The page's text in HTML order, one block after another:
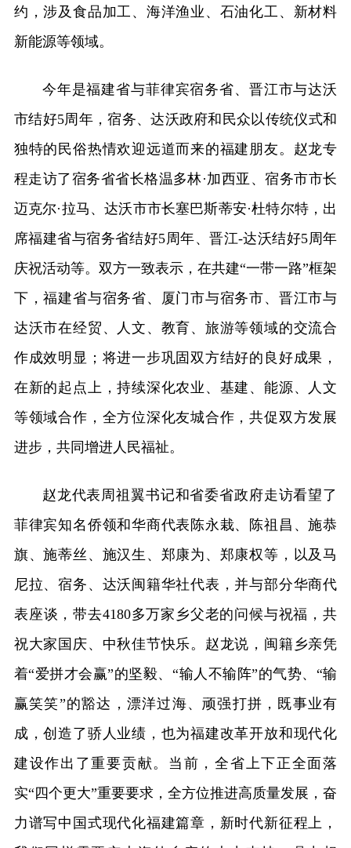
约，涉及食品加工、海洋渔业、石油化工、新材料
新能源等领域。
今年是福建省与菲律宾宿务省、晋江市与达沃
市结好5周年，宿务、达沃政府和民众以传统仪式和
独特的民俗热情欢迎远道而来的福建朋友。赵龙专
程走访了宿务省省长格温多林·加西亚、宿务市市长
迈克尔·拉马、达沃市市长塞巴斯蒂安·杜特尔特，出
席福建省与宿务省结好5周年、晋江-达沃结好5周年
庆祝活动等。双方一致表示，在共建“一带一路”框架
下，福建省与宿务省、厦门市与宿务市、晋江市与
达沃市在经贸、人文、教育、旅游等领域的交流合
作成效明显；将进一步巩固双方结好的良好成果，
在新的起点上，持续深化农业、基建、能源、人文
等领域合作，全方位深化友城合作，共促双方发展
进步，共同增进人民福祉。
赵龙代表周祖翼书记和省委省政府走访看望了
菲律宾知名侨领和华商代表陈永栽、陈祖昌、施恭
旗、施蒂丝、施汉生、郑康为、郑康权等，以及马
尼拉、宿务、达沃闽籍华社代表，并与部分华商代
表座谈，带去4180多万家乡父老的问候与祝福，共
祝大家国庆、中秋佳节快乐。赵龙说，闽籍乡亲凭
着“爱拼才会赢”的坚毅、“输人不输阵”的气势、“输
赢笑笑”的豁达，漂洋过海、顽强打拼，既事业有
成，创造了骄人业绩，也为福建改革开放和现代化
建设作出了重要贡献。当前，全省上下正全面落
实“四个更大”重要要求，全方位推进高质量发展，奋
力谱写中国式现代化福建篇章，新时代新征程上，